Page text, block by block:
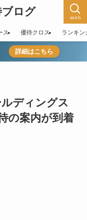
ログ serch
ス 優待クロス ランキン
詳細はこちら
ディングス
の案内が到着